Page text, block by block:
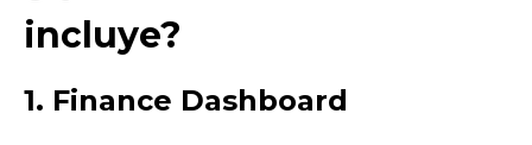
incluye?
1. Finance Dashboard